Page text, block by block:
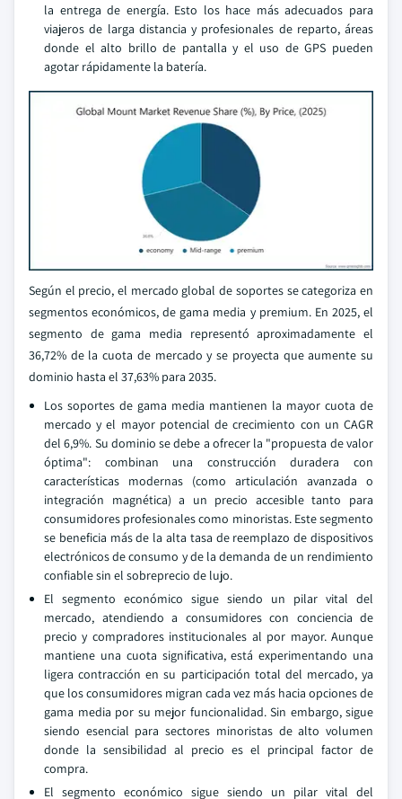
la entrega de energía. Esto los hace más adecuados para
viajeros de larga distancia y profesionales de reparto, áreas
donde el alto brillo de pantalla y el uso de GPS pueden
agotar rápidamente la batería.
Según el precio, el mercado global de soportes se categoriza en
segmentos económicos, de gama media y premium. En 2025, el
segmento de gama media representó aproximadamente el
36,72% de la cuota de mercado y se proyecta que aumente su
dominio hasta el 37,63% para 2035.
Los soportes de gama media mantienen la mayor cuota de
mercado y el mayor potencial de crecimiento con un CAGR
del 6,9%. Su dominio se debe a ofrecer la "propuesta de valor
óptima": combinan una construcción duradera con
características modernas (como articulación avanzada o
integración magnética) a un precio accesible tanto para
consumidores profesionales como minoristas. Este segmento
se beneficia más de la alta tasa de reemplazo de dispositivos
electrónicos de consumo y de la demanda de un rendimiento
confiable sin el sobreprecio de lujo.
El segmento económico sigue siendo un pilar vital del
mercado, atendiendo a consumidores con conciencia de
precio y compradores institucionales al por mayor. Aunque
mantiene una cuota significativa, está experimentando una
ligera contracción en su participación total del mercado, ya
que los consumidores migran cada vez más hacia opciones de
gama media por su mejor funcionalidad. Sin embargo, sigue
siendo esencial para sectores minoristas de alto volumen
donde la sensibilidad al precio es el principal factor de
compra.
El segmento económico sigue siendo un pilar vital del